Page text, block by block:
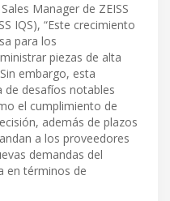
Manager de ZEISS
IQS), “Este crecimiento
para los
piezas de alta
embargo, esta
de desafíos notables
el cumplimiento de
además de plazos
a los proveedores
demandas del
en términos de